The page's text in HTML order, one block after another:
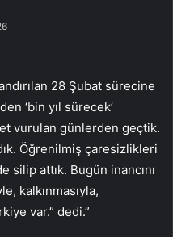
28 Şubat sürecine
‘bin yıl sürecek’
vurulan günlerden geçtik.
Öğrenilmiş çaresizlikleri
silip attık. Bugün inancını
kalkınmasıyla,
var.” dedi.”